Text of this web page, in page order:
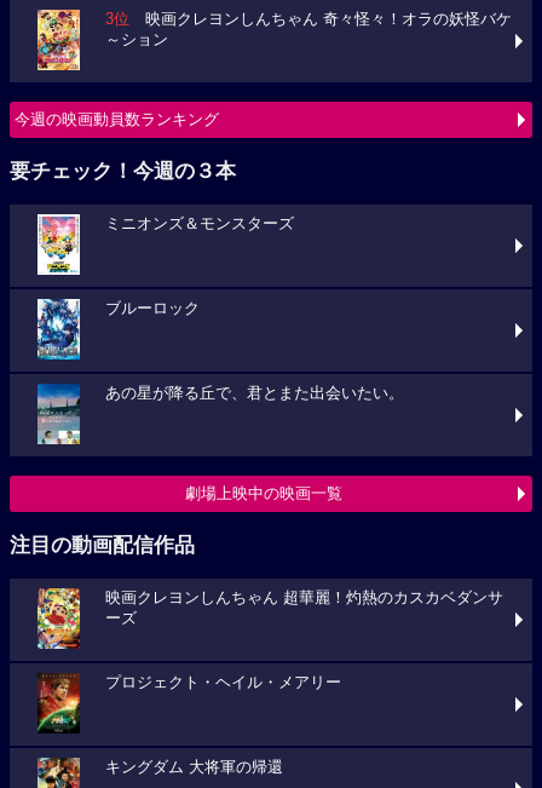
3位 映画クレヨンしんちゃん 奇々怪々！オラの妖怪バケ
～ション
今週の映画動員数ランキング
要チェック！今週の３本
ミニオンズ＆モンスターズ
ブルーロック
あの星が降る丘で、君とまた出会いたい。
劇場上映中の映画一覧
注目の動画配信作品
映画クレヨンしんちゃん 超華麗！灼熱のカスカベダンサ
ーズ
プロジェクト・ヘイル・メアリー
キングダム 大将軍の帰還